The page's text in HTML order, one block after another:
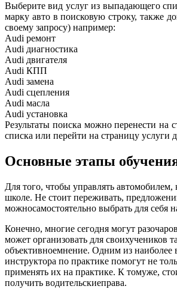
Выберите вид услуг из выпадающего
марку авто в поисковую строку, также
своему запросу) например:
Audi ремонт
Audi диагностика
Audi двигателя
Audi КПП
Audi замена
Audi сцепления
Audi масла
Audi установка
Результаты поиска можно перенести на
списка или перейти на страницу услуги
Основные этапы
Для того, чтобы управлять
школе. Не стоит переживать,
можносамостоятельно выбрать для себя
Конечно, многие сегодня могут
может организовать для своихучеников
объективноемнение. Одним из наиболее
инструктора по практике помогут не
применять их на практике. К томуже,
получить водительскиеправа.